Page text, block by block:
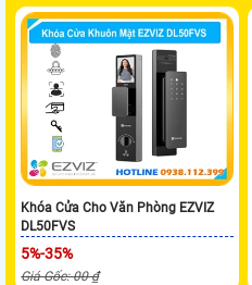
Khóa Cửa Cho Văn Phòng EZVIZ
DL50FVS
5%-35%
Giá Gốc: 00 ₫